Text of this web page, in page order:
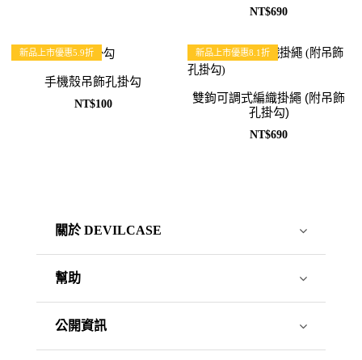
NT$690
新品上市優惠5.9折
手機殼吊飾孔掛勾
NT$100
新品上市優惠8.1折
雙鉤可調式編織掛繩 (附吊飾
孔掛勾)
NT$690
關於 DEVILCASE
幫助
公開資訊